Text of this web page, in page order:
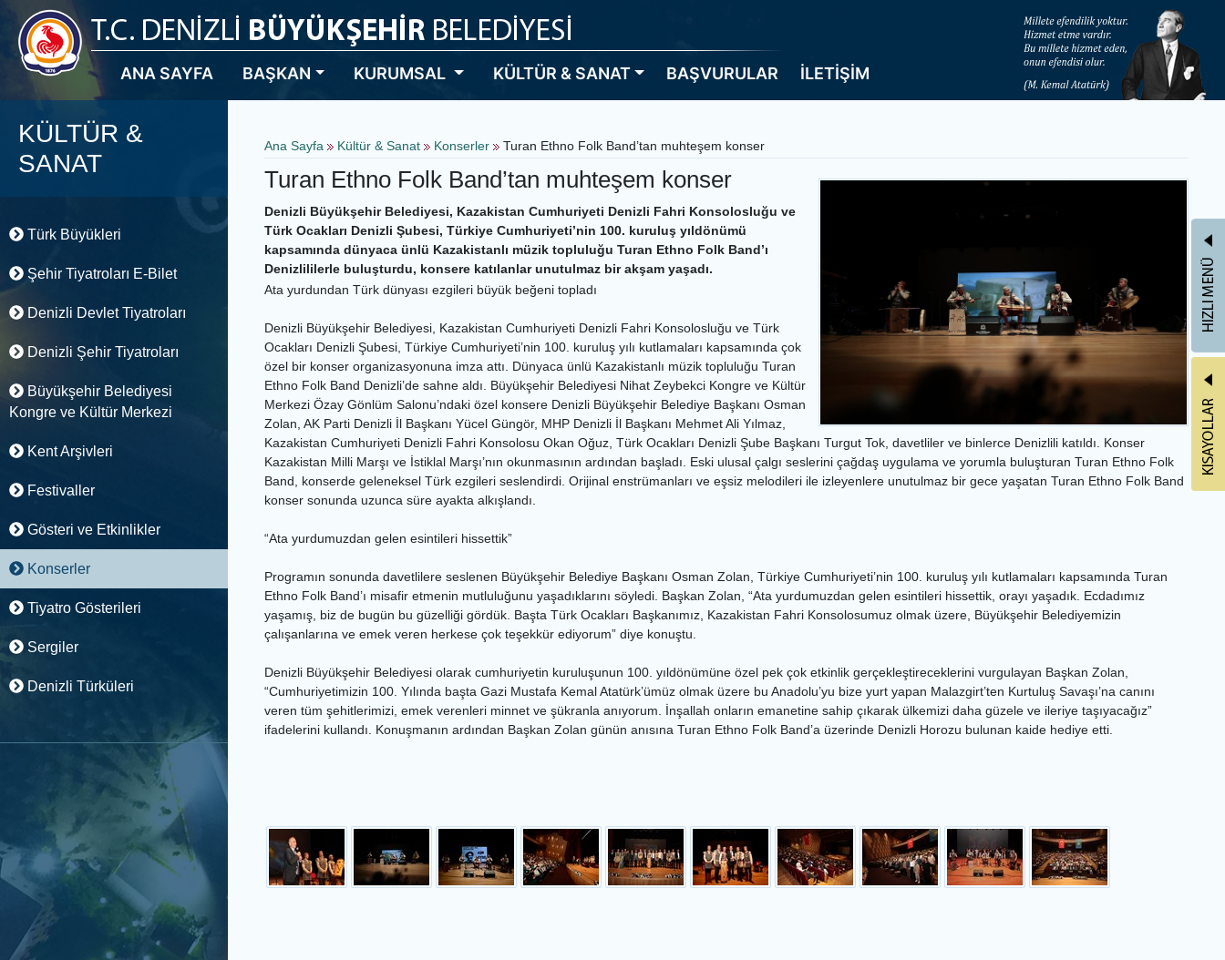
ANA SAYFA BAŞKAN KURUMSAL KÜLTÜR & SANAT BAŞVURULAR İLETİŞİM
KÜLTÜR &
SANAT
Türk Büyükleri
Şehir Tiyatroları E-Bilet
Denizli Devlet Tiyatroları
Denizli Şehir Tiyatroları
Büyükşehir Belediyesi
Kongre ve Kültür Merkezi
Kent Arşivleri
Festivaller
Gösteri ve Etkinlikler
Konserler
Tiyatro Gösterileri
Sergiler
Denizli Türküleri
Ana Sayfa Kültür & Sanat Konserler Turan Ethno Folk Band’tan muhteşem konser
Turan Ethno Folk Band’tan muhteşem konser
Denizli Büyükşehir Belediyesi, Kazakistan Cumhuriyeti Denizli Fahri Konsolosluğu ve
Türk Ocakları Denizli Şubesi, Türkiye Cumhuriyeti’nin 100. kuruluş yıldönümü
kapsamında dünyaca ünlü Kazakistanlı müzik topluluğu Turan Ethno Folk Band’ı
Denizlililerle buluşturdu, konsere katılanlar unutulmaz bir akşam yaşadı.
Ata yurdundan Türk dünyası ezgileri büyük beğeni topladı
Denizli Büyükşehir Belediyesi, Kazakistan Cumhuriyeti Denizli Fahri Konsolosluğu ve Türk
Ocakları Denizli Şubesi, Türkiye Cumhuriyeti’nin 100. kuruluş yılı kutlamaları kapsamında çok
özel bir konser organizasyonuna imza attı. Dünyaca ünlü Kazakistanlı müzik topluluğu Turan
Ethno Folk Band Denizli’de sahne aldı. Büyükşehir Belediyesi Nihat Zeybekci Kongre ve Kültür
Merkezi Özay Gönlüm Salonu’ndaki özel konsere Denizli Büyükşehir Belediye Başkanı Osman
Zolan, AK Parti Denizli İl Başkanı Yücel Güngör, MHP Denizli İl Başkanı Mehmet Ali Yılmaz,
Kazakistan Cumhuriyeti Denizli Fahri Konsolosu Okan Oğuz, Türk Ocakları Denizli Şube Başkanı Turgut Tok, davetliler ve binlerce Denizlili katıldı. Konser
Kazakistan Milli Marşı ve İstiklal Marşı’nın okunmasının ardından başladı. Eski ulusal çalgı seslerini çağdaş uygulama ve yorumla buluşturan Turan Ethno Folk
Band, konserde geleneksel Türk ezgileri seslendirdi. Orijinal enstrümanları ve eşsiz melodileri ile izleyenlere unutulmaz bir gece yaşatan Turan Ethno Folk Band
konser sonunda uzunca süre ayakta alkışlandı.
“Ata yurdumuzdan gelen esintileri hissettik”
Programın sonunda davetlilere seslenen Büyükşehir Belediye Başkanı Osman Zolan, Türkiye Cumhuriyeti’nin 100. kuruluş yılı kutlamaları kapsamında Turan
Ethno Folk Band’ı misafir etmenin mutluluğunu yaşadıklarını söyledi. Başkan Zolan, “Ata yurdumuzdan gelen esintileri hissettik, orayı yaşadık. Ecdadımız
yaşamış, biz de bugün bu güzelliği gördük. Başta Türk Ocakları Başkanımız, Kazakistan Fahri Konsolosumuz olmak üzere, Büyükşehir Belediyemizin
çalışanlarına ve emek veren herkese çok teşekkür ediyorum” diye konuştu.
Denizli Büyükşehir Belediyesi olarak cumhuriyetin kuruluşunun 100. yıldönümüne özel pek çok etkinlik gerçekleştireceklerini vurgulayan Başkan Zolan,
“Cumhuriyetimizin 100. Yılında başta Gazi Mustafa Kemal Atatürk’ümüz olmak üzere bu Anadolu’yu bize yurt yapan Malazgirt’ten Kurtuluş Savaşı’na canını
veren tüm şehitlerimizi, emek verenleri minnet ve şükranla anıyorum. İnşallah onların emanetine sahip çıkarak ülkemizi daha güzele ve ileriye taşıyacağız”
ifadelerini kullandı. Konuşmanın ardından Başkan Zolan günün anısına Turan Ethno Folk Band’a üzerinde Denizli Horozu bulunan kaide hediye etti.